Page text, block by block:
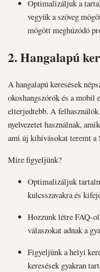
Optimalizáljuk a
vegyük a szöveg
mögött meghúzódó
2.Hangalapú
A hangalapú keresések
okoshangszórók és a mobil
elterjedtebb. A
nyelvezetet használnak,
ami új kihívásokat teremt a
Mire figyeljünk?
Optimalizáljuk
kulcsszavakra és
Hozzunk létre FAQ-
válaszokat adnak a
Figyeljünk a helyi
keresések gyakran